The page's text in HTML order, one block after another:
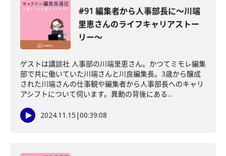
#91 編集者から人事部長に〜川端
里恵さんのライフキャリアストー
リー〜
ゲストは講談社 人事部の川端里恵さん。かつてミモレ編集
部で共に働いていた川端さんと川良編集長。3歳から醸成
された川端さんの仕事観や編集者から人事部長へのキャリ
アシフトについて伺います。異動の背後にある...
2024.11.15 |00:39:08